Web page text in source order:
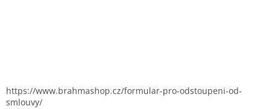
https://www.brahmashop.cz/formular-pro-odstoupeni-od-
smlouvy/